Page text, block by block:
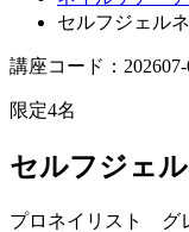
セルフジェル
講座コード：
限定4名
セルフジェ
プロネイリスト グ